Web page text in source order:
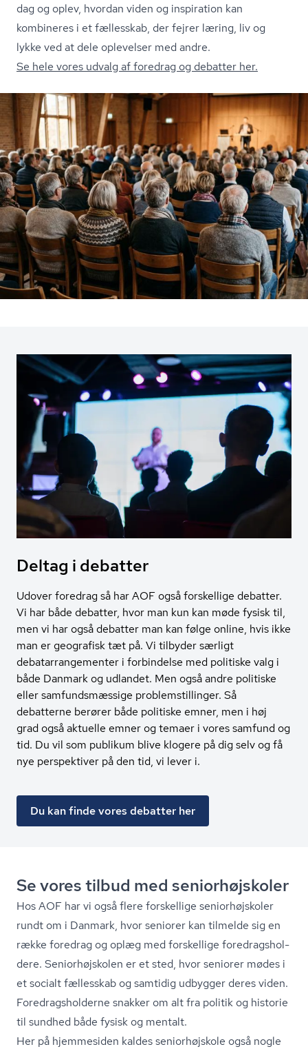
dag og oplev, hvordan viden og inspiration kan
kombineres i et fællesskab, der fejrer læring, liv og
lykke ved at dele oplevelser med andre.
Se hele vores udvalg af foredrag og debatter her.
Deltag i debatter
Udover foredrag så har AOF også forskellige debatter.
Vi har både debatter, hvor man kun kan møde fysisk til,
men vi har også debatter man kan følge online, hvis ikke
man er geografisk tæt på. Vi tilbyder særligt
debatarrangementer i forbindelse med politiske valg i
både Danmark og udlandet. Men også andre politiske
eller samfundsmæssige problemstillinger. Så
debatterne berører både politiske emner, men i høj
grad også aktuelle emner og temaer i vores samfund og
tid. Du vil som publikum blive klogere på dig selv og få
nye perspektiver på den tid, vi lever i.
Du kan finde vores debatter her
Se vores tilbud med se­ni­o­r­højsko­ler
Hos AOF har vi også flere forskellige se­ni­o­r­højsko­ler
rundt om i Danmark, hvor seniorer kan tilmelde sig en
række foredrag og oplæg med forskellige fored­rags­hol­
de­re. Se­ni­o­r­højsko­len er et sted, hvor seniorer mødes i
et socialt fællesskab og samtidig udbygger deres viden.
Fored­rags­hol­der­ne snakker om alt fra politik og historie
til sundhed både fysisk og mentalt.
Her på hjemmesiden kaldes seniorhøjskole også nogle